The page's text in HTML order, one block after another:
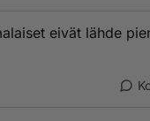
eivät lähde